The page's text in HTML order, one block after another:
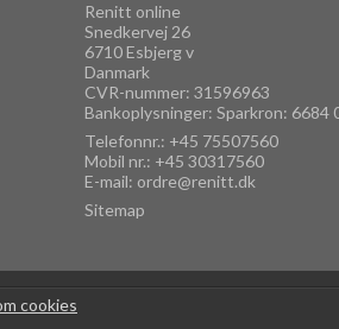
cookies
Renitt online
Snedkervej 26
6710 Esbjerg v
Danmark
CVR-nummer: 31596963
Bankoplysninger: Sparkron: 6684
Telefonnr.: +45 75507560
Mobil nr.: +45 30317560
E-mail: ordre@renitt.dk
Sitemap